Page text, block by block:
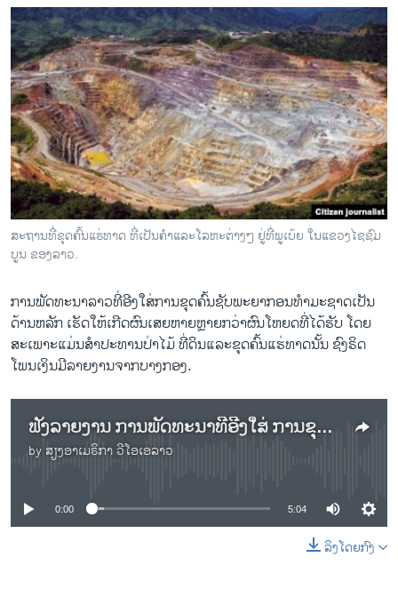
ອິດສະຫຼະພາບດ້ານການຂ່າວ
ຊີວິດຊາວລາວ
ຊຸມຊົນຊາວລາວ
ວິທະຍາສາດ-ເທັກໂນໂລຈີ
ທຸລະກິດ
ພາສາອັງກິດ
ວີດີໂອ
ສຽງ
ລາຍການກະຈາຍສຽງ
ລາຍງານ
ຕິດຕາມພວກເຮົາ ທີ່
ສະຖານທີ່ຂຸດຄົ້ນແຮ່ທາດ ທີ່ເປັນຄຳແລະໂລຫະຕ່າງໆ ຢູ່ທີ່ພູເບ້ຍ ໃນແຂວງໄຊຊົມ
ບູນ ຂອງລາວ.
ການພັດທະນາລາວທີ່ອີງໃສ່ການຂຸດຄົ້ນຊັບພະຍາກອນທຳມະຊາດເປັນ
ດ້ານຫລັກ ເຮັດໃຫ້ເກີດຜົນເສຍຫາຍຫຼາຍກວ່າຜົນໂຫຍດທີ່ໄດ້ຮັບ ໂດຍ
ສະເພາະແມ່ນສຳປະທານປ່າໄມ້ ທີ່ດິນແລະຂຸດຄົ້ນແຮ່ທາດນັ້ນ ຊົງຣິດ
ໂພນເງິນມີລາຍງານຈາກບາງກອງ.
ຟັງລາຍງານ ການພັດທະນາທີ່ອີງໃສ່ ການຂຸດຄົ້ນຊັບພະຍາກອນທຳມະຊາດເປັນຫລັກ ເຮັດໃຫ້ເກີດຜົນເສຍຫາຍ ຫຼາຍກວ່າຜົນໂຫຍດທີ່ໄດ້ຮັບ
by ສຽງອາເມຣິກາ ວີໂອເອລາວ
No media source currently available
0:00 5:04
ລິງໂດຍກົງ